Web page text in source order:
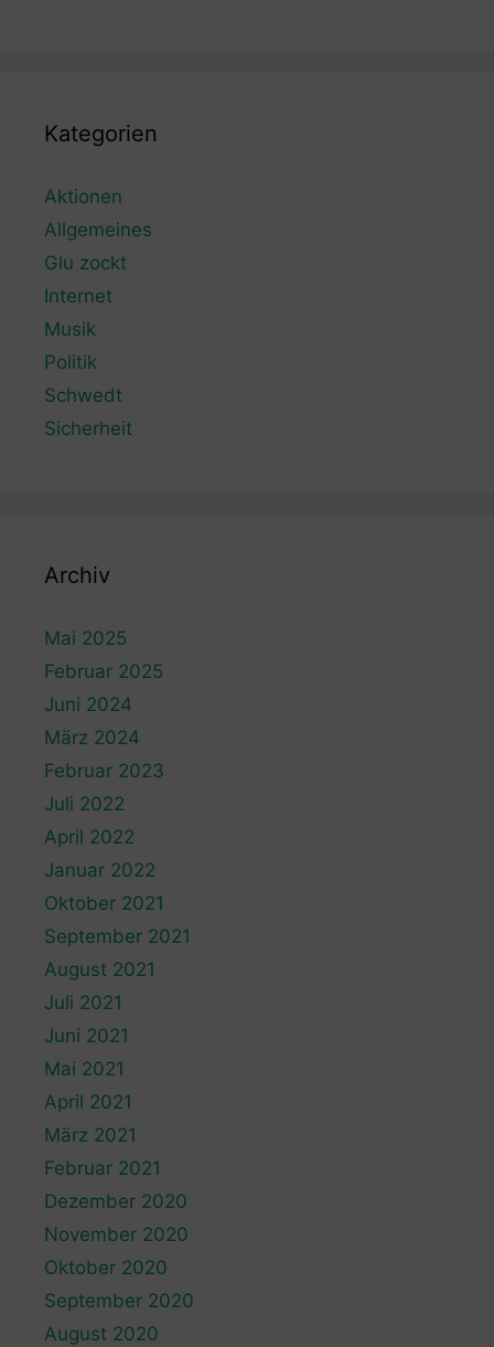
Kategorien
Aktionen
Allgemeines
Glu zockt
Internet
Musik
Politik
Schwedt
Sicherheit
Archiv
Mai 2025
Februar 2025
Juni 2024
März 2024
Februar 2023
Juli 2022
April 2022
Januar 2022
Oktober 2021
September 2021
August 2021
Juli 2021
Juni 2021
Mai 2021
April 2021
März 2021
Februar 2021
Dezember 2020
November 2020
Oktober 2020
September 2020
August 2020